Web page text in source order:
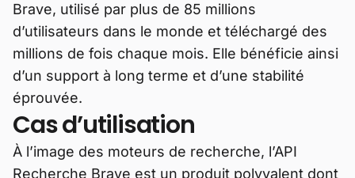
Brave, utilisé par plus de 85 millions
d’utilisateurs dans le monde et téléchargé des
millions de fois chaque mois. Elle bénéficie ainsi
d’un support à long terme et d’une stabilité
éprouvée.
Cas d’utilisation
À l’image des moteurs de recherche, l’API
Recherche Brave est un produit polyvalent dont